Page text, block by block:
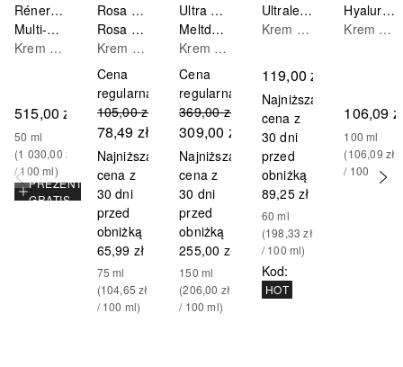
Rénergie
Multi-Glow
Krem do twarzy
515,00 zł
50 ml
(1 030,00 zł
/ 100 ml)
PREZENT
GRATIS
Rosa Charmosa
Rosa Charmosa Dewy Cream
Krem do ciała
Cena
regularna
105,00 zł
78,49 zł
Najniższa
cena z
30 dni
przed
obniżką
65,99 zł
75 ml
(104,65 zł
/ 100 ml)
Ultra Facial
Meltdown Recovery Cream
Krem do twarzy
Cena
regularna
369,00 zł
309,00 zł
Najniższa
cena z
30 dni
przed
obniżką
255,00 zł
150 ml
(206,00 zł
/ 100 ml)
Ultralekki krem przeciwsłoneczny SPF50+ PA++++
Krem przeciwsłoneczny do ciała
119,00 zł
Najniższa
cena z
30 dni
przed
obniżką
89,25 zł
60 ml
(198,33 zł
/ 100 ml)
Kod:
HOT
Hyaluronic Acid Intensive Cream
Krem do ciała
106,09
100 ml
(106,09 zł
/ 100 ml